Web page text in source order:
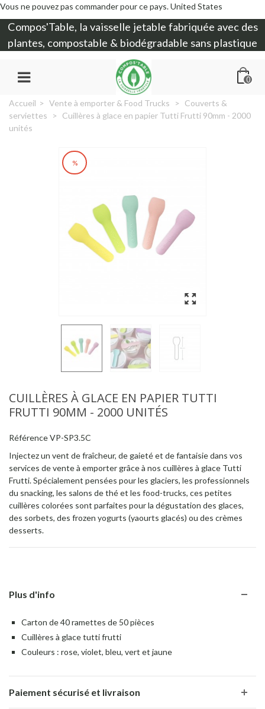
Vous ne pouvez pas commander pour ce pays.United States
Compos'Table, la vaisselle jetable fabriquée avec des
plantes, compostable & biodégradable sans plastique
0
Accueil > Vente à emporter & Food Trucks > Couverts &
serviettes
> Cuillères à glace en papier Tutti Frutti 90mm - 2000
unités
%
CUILLÈRES À GLACE EN PAPIER TUTTI
FRUTTI 90MM - 2000 UNITÉS
RéférenceVP-SP3.5C
Injectez un vent de fraîcheur, de gaieté et de fantaisie dans vos
services de vente à emporter grâce à nos cuillères à glace Tutti
Frutti. Spécialement pensées pour les glaciers, les professionnels
du snacking, les salons de thé et les food-trucks, ces petites
cuillères colorées sont parfaites pour la dégustation des glaces,
des sorbets, des frozen yogurts (yaourts glacés) ou des crèmes
desserts.
Plus d'info
Carton de 40 ramettes de 50 pièces
Cuillères à glace tutti frutti
Couleurs : rose, violet, bleu, vert et jaune
Paiement sécurisé et livraison